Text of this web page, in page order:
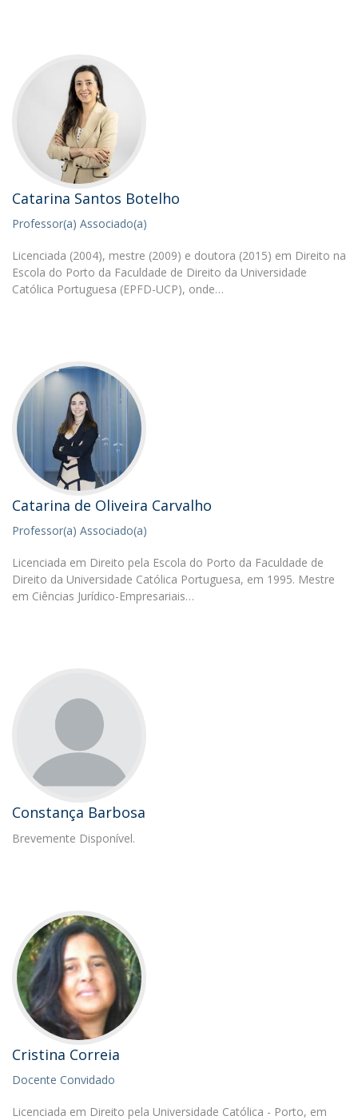
Catarina Santos Botelho
Professor(a) Associado(a)
Licenciada (2004), mestre (2009) e doutora (2015) em Direito na
Escola do Porto da Faculdade de Direito da Universidade
Católica Portuguesa (EPFD-UCP), onde…
Catarina de Oliveira Carvalho
Professor(a) Associado(a)
Licenciada em Direito pela Escola do Porto da Faculdade de
Direito da Universidade Católica Portuguesa, em 1995. Mestre
em Ciências Jurídico-Empresariais…
Constança Barbosa
Brevemente Disponível.
Cristina Correia
Docente Convidado
Licenciada em Direito pela Universidade Católica - Porto, em